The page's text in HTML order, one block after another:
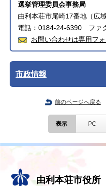
選挙管理委員会事務局
由利本荘市尾崎17番地（広
電話：0184-24-6390 ファ
お問い合わせは専用フ
市政情報
前のページへ戻る
表示 PC
由利本荘市役所